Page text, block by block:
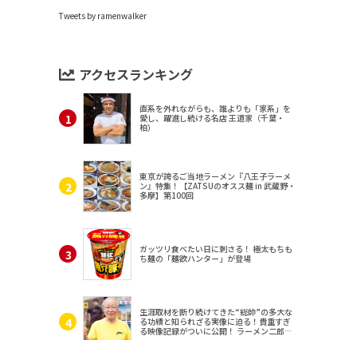
Tweets by ramenwalker
アクセスランキング
直系を外れながらも、誰よりも「家系」を
愛し、躍進し続ける名店 王道家（千葉・
柏）
東京が誇るご当地ラーメン『八王子ラーメ
ン』特集！【ZATSUのオスス麺 in 武蔵野・
多摩】第100回
ガッツリ食べたい日に刺さる！ 極太もちも
ち麺の「麺欲ハンター」が登場
生涯取材を断り続けてきた“総帥”の多大な
る功績と知られざる実像に迫る！貴重すぎ
る映像記録がついに公開！ ラーメン二郎